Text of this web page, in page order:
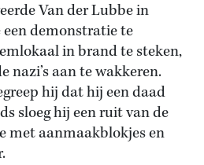
Van der Lubbe in
demonstratie te
in brand te steken,
nazi’s aan te wakkeren.
hij dat hij een daad
sloeg hij een ruit van de
met aanmaakblokjes en